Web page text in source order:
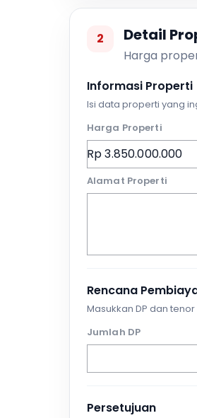
2 Detail
Harga
Informasi Properti
Isi data properti yang
Harga Properti
Alamat Properti
Rencana
Masukkan DP dan
Jumlah DP
Persetujuan